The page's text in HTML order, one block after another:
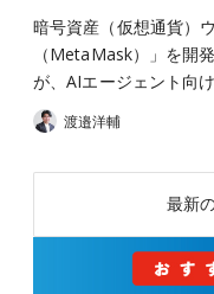
暗号資産（仮想通貨）
（MetaMask）」を開
が、AIエージェント向
渡邉洋輔
最新